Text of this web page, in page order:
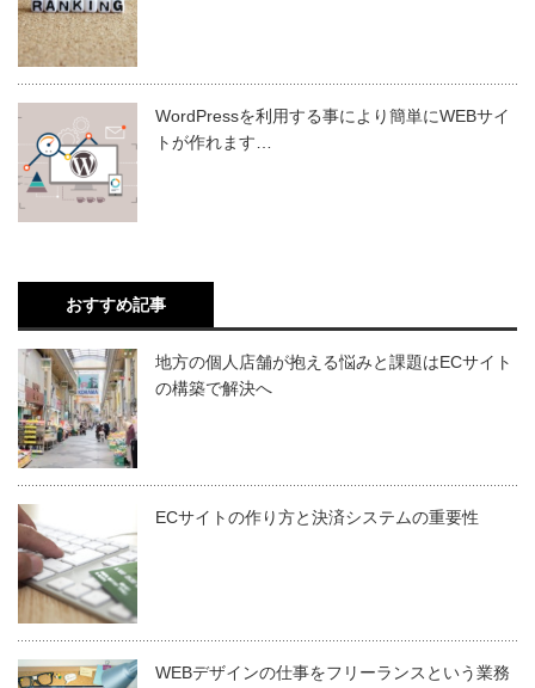
WordPressを利用する事により簡単にWEBサイ
トが作れます…
おすすめ記事
地方の個人店舗が抱える悩みと課題はECサイト
の構築で解決へ
ECサイトの作り方と決済システムの重要性
WEBデザインの仕事をフリーランスという業務